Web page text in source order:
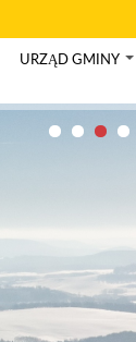
URZĄD GMINY